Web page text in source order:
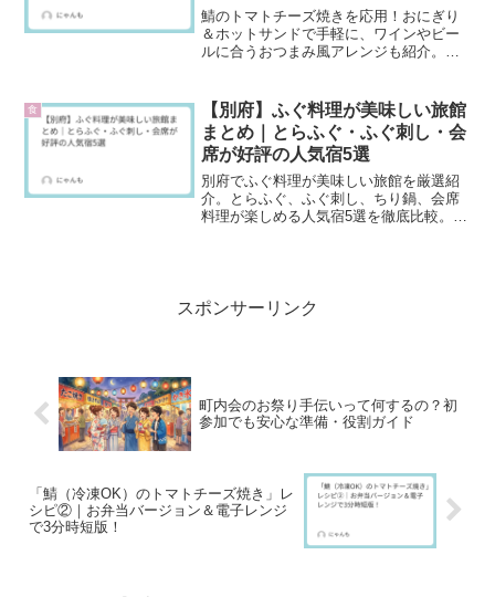
う）
鯖のトマトチーズ焼きを応用！おにぎり
＆ホットサンドで手軽に、ワインやビー
ルに合うおつまみ風アレンジも紹介。簡
食
【別府】ふぐ料理が美味しい旅館
まとめ｜とらふぐ・ふぐ刺し・会
席が好評の人気宿5選
別府でふぐ料理が美味しい旅館を厳選紹
介。とらふぐ、ふぐ刺し、ちり鍋、会席
料理が楽しめる人気宿5選を徹底比較。温
スポンサーリンク
町内会のお祭り手伝いって何するの？初
参加でも安心な準備・役割ガイド
「鯖（冷凍OK）のトマトチーズ焼き」レ
シピ②｜お弁当バージョン＆電子レンジ
で3分時短版！